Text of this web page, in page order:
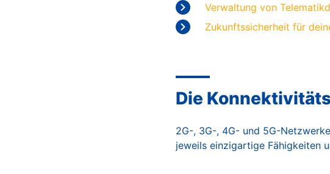
Verwaltung von
Zukunftssicherheit für
Die
2G-, 3G-, 4G- und 5G-
jeweils einzigartige Fähigkeiten